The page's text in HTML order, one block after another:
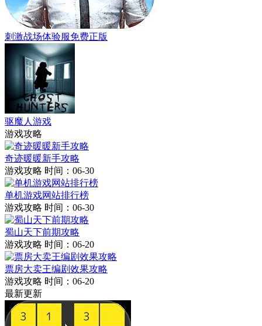
刺激战场体验服免费正版
驱魔人游戏
游戏攻略
奇迹暖暖新手攻略
游戏攻略 时间：06-30
单机游戏网站排行榜
游戏攻略 时间：06-30
蜀山天下前期攻略
游戏攻略 时间：06-20
票房大卖王编剧效果攻略
游戏攻略 时间：06-20
最新更新